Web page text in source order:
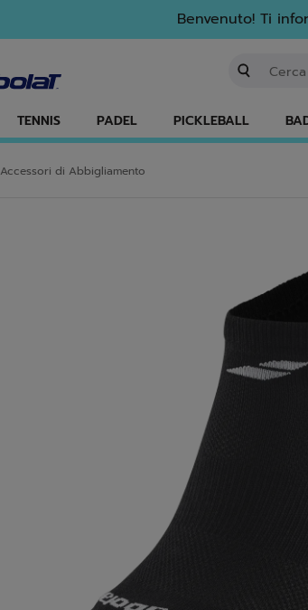
Benvenuto! Ti
TENNIS PADEL PICKLEBALL
Accessori di Abbigliamento